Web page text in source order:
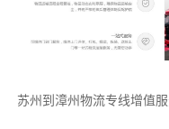
苏州到漳州物流专线增值服